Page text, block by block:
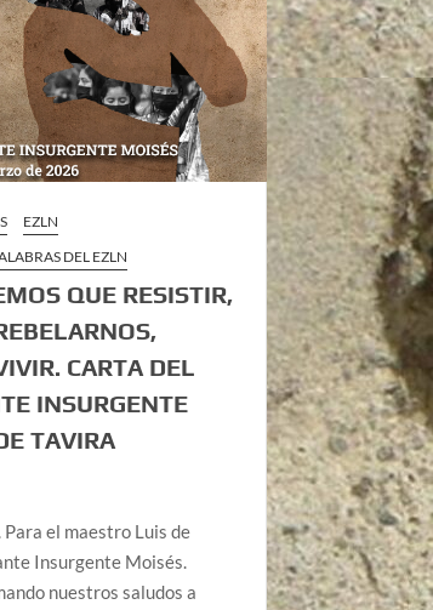
EZLN
DEL EZLN
QUE RESISTIR,
CARTA DEL
INSURGENTE
TAVIRA
el maestro Luis de
Insurgente Moisés.
nuestros saludos a